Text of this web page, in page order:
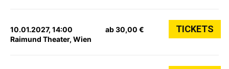
10.01.2027, 14:00
Raimund Theater, Wien
ab 30,00 € TICKETS